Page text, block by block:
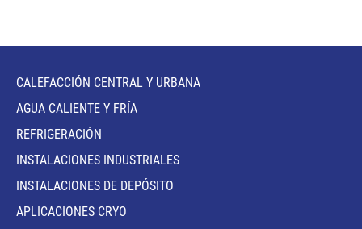
CALEFACCIÓN CENTRAL Y URBANA
AGUA CALIENTE Y FRÍA
REFRIGERACIÓN
INSTALACIONES INDUSTRIALES
INSTALACIONES DE DEPÓSITO
APLICACIONES CRYO